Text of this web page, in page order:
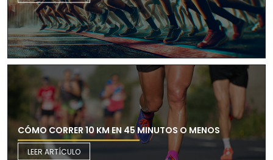
CÓMO CORRER 10 KM EN 45 MINUTOS O MENOS
LEER ARTÍCULO